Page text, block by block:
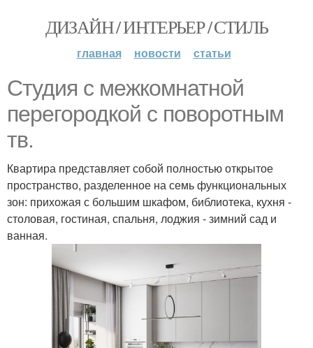
ДИЗАЙН / ИНТЕРЬЕР / СТИЛЬ
главная новости статьи
Студия с межкомнатной
перегородкой с поворотным
тв.
Квартира представляет собой полностью открытое
пространство, разделенное на семь функциональных
зон: прихожая с большим шкафом, библиотека, кухня -
столовая, гостиная, спальня, лоджия - зимний сад и
ванная.